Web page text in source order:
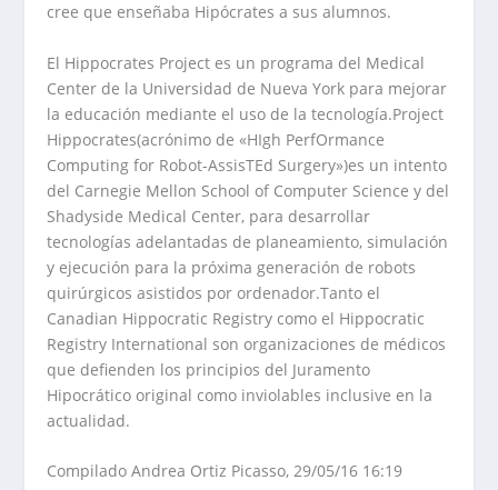
cree que enseñaba Hipócrates a sus alumnos.
El Hippocrates Project es un programa del Medical
Center de la Universidad de Nueva York para mejorar
la educación mediante el uso de la tecnología.Project
Hippocrates(acrónimo de «HIgh PerfOrmance
Computing for Robot-AssisTEd Surgery»)es un intento
del Carnegie Mellon School of Computer Science y del
Shadyside Medical Center, para desarrollar
tecnologías adelantadas de planeamiento, simulación
y ejecución para la próxima generación de robots
quirúrgicos asistidos por ordenador.Tanto el
Canadian Hippocratic Registry como el Hippocratic
Registry International son organizaciones de médicos
que defienden los principios del Juramento
Hipocrático original como inviolables inclusive en la
actualidad.
Compilado Andrea Ortiz Picasso, 29/05/16 16:19